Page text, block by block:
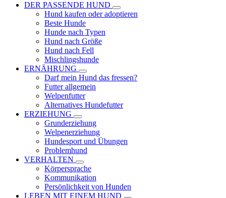
DER PASSENDE HUND
Hund kaufen oder adoptieren
Beste Hunde
Hunde nach Typen
Hund nach Größe
Hund nach Fell
Mischlingshunde
ERNÄHRUNG
Darf mein Hund das fressen?
Futter allgemein
Welpenfutter
Alternatives Hundefutter
ERZIEHUNG
Grunderziehung
Welpenerziehung
Hundesport und Übungen
Problemhund
VERHALTEN
Körpersprache
Kommunikation
Persönlichkeit von Hunden
LEBEN MIT EINEM HUND